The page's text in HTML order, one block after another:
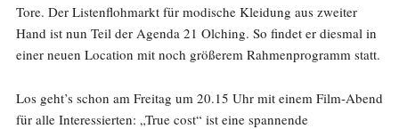
Tore. Der Listenflohmarkt für modische Kleidung aus zweiter
Hand ist nun Teil der Agenda 21 Olching. So findet er diesmal in
einer neuen Location mit noch größerem Rahmenprogramm statt.
Los geht’s schon am Freitag um 20.15 Uhr mit einem Film-Abend
für alle Interessierten: „True cost“ ist eine spannende